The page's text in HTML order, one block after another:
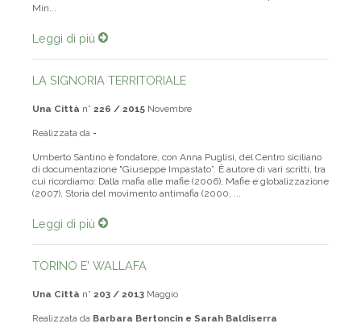
Min...
Leggi di più
LA SIGNORIA TERRITORIALE
Una Città n° 226 / 2015 Novembre
Realizzata da -
Umberto Santino è fondatore, con Anna Puglisi, del Centro siciliano
di documentazione "Giuseppe Impastato”. È autore di vari scritti, tra
cui ricordiamo: Dalla mafia alle mafie (2006), Mafie e globalizzazione
(2007), Storia del movimento antimafia (2000, ...
Leggi di più
TORINO E' WALLAFA
Una Città n° 203 / 2013 Maggio
Realizzata da Barbara Bertoncin e Sarah Baldiserra